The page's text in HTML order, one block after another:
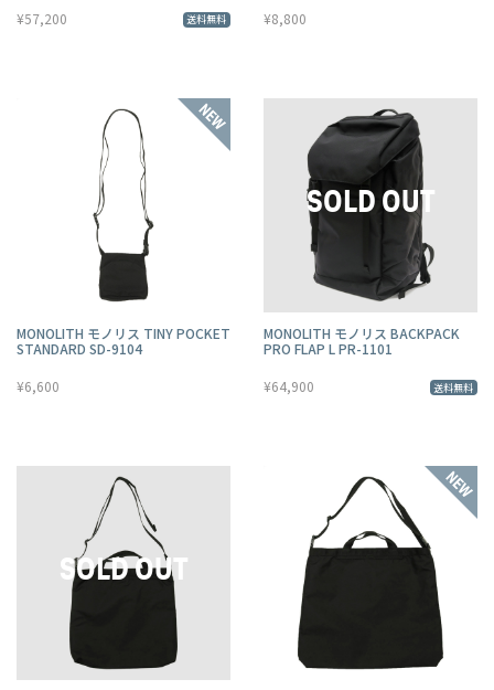
¥57,200 送料無料 ¥8,800
MONOLITH モノリス TINY POCKET
STANDARD SD-9104
¥6,600
MONOLITH モノリス BACKPACK
PRO FLAP L PR-1101
¥64,900 送料無料